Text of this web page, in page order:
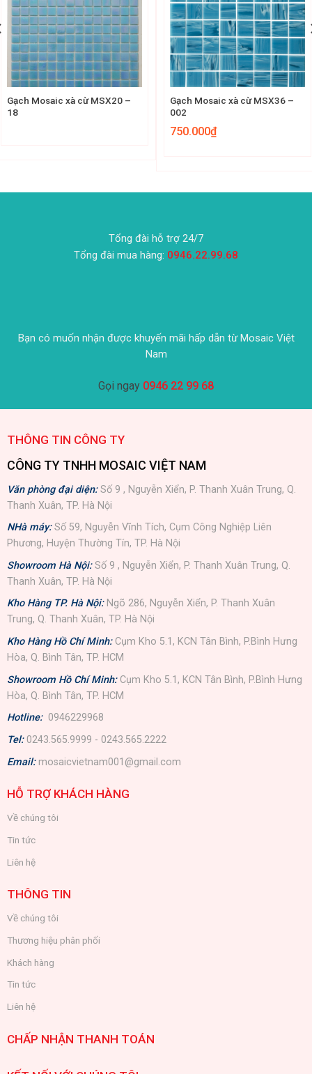
Gạch Mosaic xà cừ MSX20 –
18
Gạch Mosaic xà cừ MSX36 –
002
750.000₫
Tổng đài hỗ trợ 24/7
Tổng đài mua hàng: 0946.22.99.68
Bạn có muốn nhận được khuyến mãi hấp dẫn từ Mosaic Việt
Nam
Gọi ngay 0946 22 99 68
THÔNG TIN CÔNG TY
CÔNG TY TNHH MOSAIC VIỆT NAM
Văn phòng đại diện:Số 9 , Nguyễn Xiển, P. Thanh Xuân Trung, Q.
Thanh Xuân, TP. Hà Nội
NHà máy: Số 59, Nguyễn Vĩnh Tích, Cụm Công Nghiệp Liên
Phương, Huyện Thường Tín, TP. Hà Nội
Showroom Hà Nội: Số 9 , Nguyễn Xiển, P. Thanh Xuân Trung, Q.
Thanh Xuân, TP. Hà Nội
Kho Hàng TP. Hà Nội: Ngõ 286, Nguyễn Xiển, P. Thanh Xuân
Trung, Q. Thanh Xuân, TP. Hà Nội
Kho Hàng Hồ Chí Minh: Cụm Kho 5.1, KCN Tân Bình, P.Bình Hưng
Hòa, Q. Bình Tân, TP. HCM
Showroom Hồ Chí Minh: Cụm Kho 5.1, KCN Tân Bình, P.Bình Hưng
Hòa, Q. Bình Tân, TP. HCM
Hotline: 0946229968
Tel: 0243.565.9999 - 0243.565.2222
Email: mosaicvietnam001@gmail.com
HỖ TRỢ KHÁCH HÀNG
Về chúng tôi
Tin tức
Liên hệ
THÔNG TIN
Về chúng tôi
Thương hiệu phân phối
Khách hàng
Tin tức
Liên hệ
CHẤP NHẬN THANH TOÁN